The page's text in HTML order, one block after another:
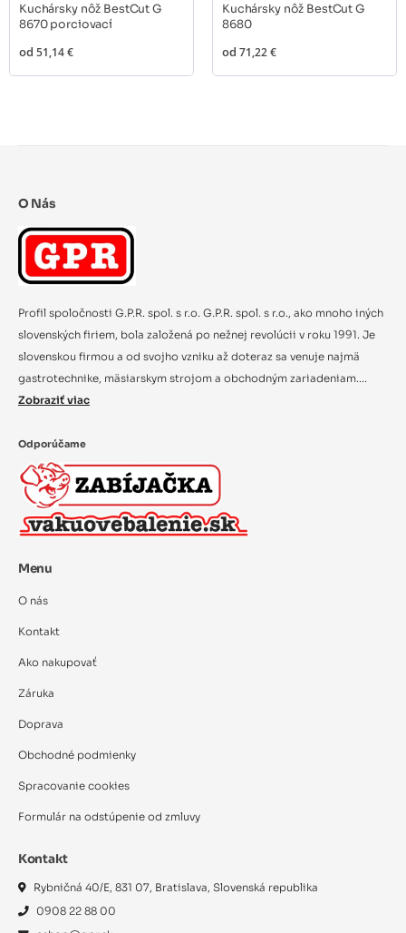
Kuchársky nôž BestCut G
8670 porciovací
od 51,14 €
Kuchársky nôž BestCut G
8680
od 71,22 €
O Nás
Profil spoločnosti G.P.R. spol. s r.o. G.P.R. spol. s r.o., ako mnoho iných
slovenských firiem, bola založená po nežnej revolúcii v roku 1991. Je
slovenskou firmou a od svojho vzniku až doteraz sa venuje najmä
gastrotechnike, mäsiarskym strojom a obchodným zariadeniam....
Zobraziť viac
Odporúčame
Menu
O nás
Kontakt
Ako nakupovať
Záruka
Doprava
Obchodné podmienky
Spracovanie cookies
Formulár na odstúpenie od zmluvy
Kontakt
Rybničná 40/E, 831 07, Bratislava, Slovenská republika
0908 22 88 00